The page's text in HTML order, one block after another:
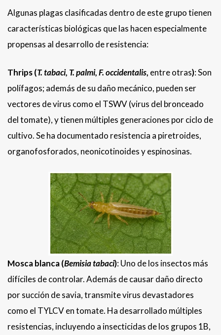
Algunas plagas clasificadas dentro de este grupo tienen
características biológicas que las hacen especialmente
propensas al desarrollo de resistencia:
Thrips (T. tabaci, T. palmi, F. occidentalis, entre otras): Son
polífagos; además de su daño mecánico, pueden ser
vectores de virus como el TSWV (virus del bronceado
del tomate), y tienen múltiples generaciones por ciclo de
cultivo. Se ha documentado resistencia a piretroides,
organofosforados, neonicotinoides y espinosinas.
Mosca blanca (Bemisia tabaci): Uno de los insectos más
difíciles de controlar. Además de causar daño directo
por succión de savia, transmite virus devastadores
como el TYLCV en tomate. Ha desarrollado múltiples
resistencias, incluyendo a insecticidas de los grupos 1B,